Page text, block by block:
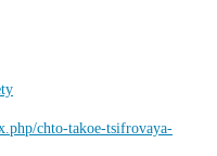
chto-takoe-tsifrovaya-